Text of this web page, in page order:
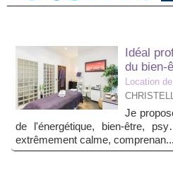
Idéal
du bien-
Location
Je
de l'énergétique, bien-être,
extrêmement calme, comprenan...